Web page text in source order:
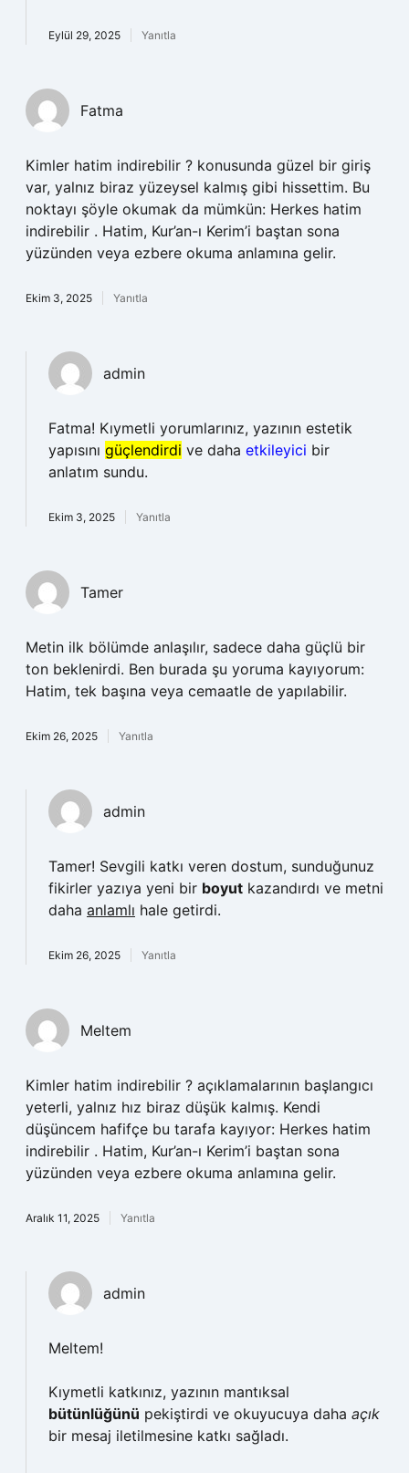
Eylül 29, 2025 Yanıtla
Fatma
Kimler hatim indirebilir ? konusunda güzel bir giriş
var, yalnız biraz yüzeysel kalmış gibi hissettim. Bu
noktayı şöyle okumak da mümkün: Herkes hatim
indirebilir . Hatim, Kur’an-ı Kerim’i baştan sona
yüzünden veya ezbere okuma anlamına gelir.
Ekim 3, 2025 Yanıtla
admin
Fatma! Kıymetli yorumlarınız, yazının estetik
yapısını güçlendirdi ve daha etkileyici bir
anlatım sundu.
Ekim 3, 2025 Yanıtla
Tamer
Metin ilk bölümde anlaşılır, sadece daha güçlü bir
ton beklenirdi. Ben burada şu yoruma kayıyorum:
Hatim, tek başına veya cemaatle de yapılabilir.
Ekim 26, 2025 Yanıtla
admin
Tamer! Sevgili katkı veren dostum, sunduğunuz
fikirler yazıya yeni bir boyut kazandırdı ve metni
daha anlamlı hale getirdi.
Ekim 26, 2025 Yanıtla
Meltem
Kimler hatim indirebilir ? açıklamalarının başlangıcı
yeterli, yalnız hız biraz düşük kalmış. Kendi
düşüncem hafifçe bu tarafa kayıyor: Herkes hatim
indirebilir . Hatim, Kur’an-ı Kerim’i baştan sona
yüzünden veya ezbere okuma anlamına gelir.
Aralık 11, 2025 Yanıtla
admin
Meltem!
Kıymetli katkınız, yazının mantıksal
bütünlüğünü pekiştirdi ve okuyucuya daha açık
bir mesaj iletilmesine katkı sağladı.